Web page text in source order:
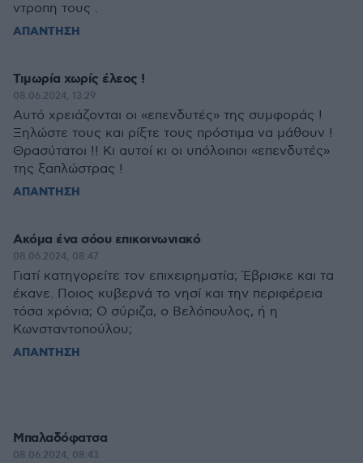
ντροπη τους .
ΑΠΑΝΤΗΣΗ
Τιμωρία χωρίς έλεος !
08.06.2024, 13:29
Αυτό χρειάζονται οι «επενδυτές» της συμφοράς !
Ξηλώστε τους και ρίξτε τους πρόστιμα να μάθουν !
Θρασύτατοι !! Κι αυτοί κι οι υπόλοιποι «επενδυτές»
της ξαπλώστρας !
ΑΠΑΝΤΗΣΗ
Ακόμα ένα σόου επικοινωνιακό
08.06.2024, 08:47
Γιατί κατηγορείτε τον επιχειρηματία; Έβρισκε και τα
έκανε. Ποιος κυβερνά το νησί και την περιφέρεια
τόσα χρόνια; Ο σύριζα, ο Βελόπουλος, ή η
Κωνσταντοπούλου;
ΑΠΑΝΤΗΣΗ
Μπαλαδόφατσα
08.06.2024, 08:43